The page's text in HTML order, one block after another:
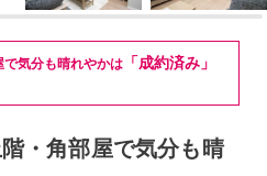
気分も晴れやかは 「成約済み」
・角部屋で気分も晴